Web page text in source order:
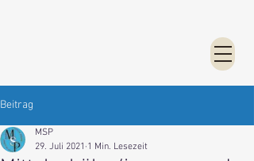
Beitrag
MSP
29. Juli 2021 1 Min. Lesezeit